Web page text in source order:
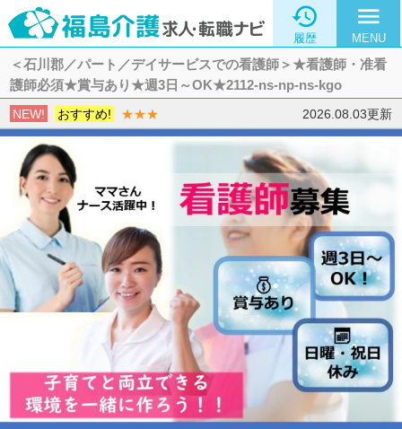

履歴
menu
MENU
＜石川郡／パート／デイサービスでの看護師＞★看護師・准看
護師必須★賞与あり★週3日～OK★2112-ns-np-ns-kgo
NEW! おすすめ! ★★★ 2026.08.03更新